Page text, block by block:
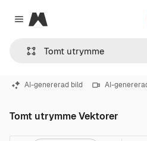
Close menu
Magnific
AI-genererad bild AI-
Tomt utrymme Vektorer